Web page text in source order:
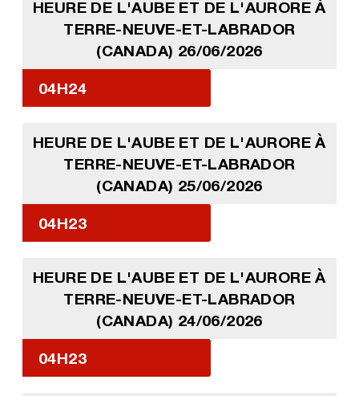
HEURE DE L'AUBE ET DE L'AURORE À
TERRE-NEUVE-ET-LABRADOR
(CANADA) 26/06/2026
04H24
HEURE DE L'AUBE ET DE L'AURORE À
TERRE-NEUVE-ET-LABRADOR
(CANADA) 25/06/2026
04H23
HEURE DE L'AUBE ET DE L'AURORE À
TERRE-NEUVE-ET-LABRADOR
(CANADA) 24/06/2026
04H23